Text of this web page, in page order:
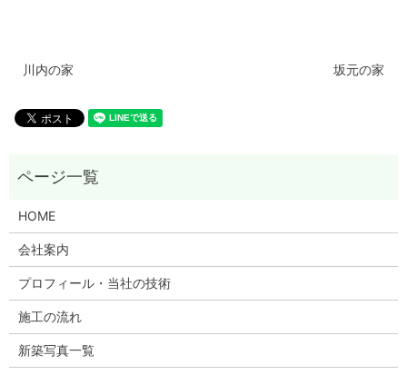
川内の家 坂元の家
HOME
会社案内
プロフィール・当社の技術
施工の流れ
新築写真一覧